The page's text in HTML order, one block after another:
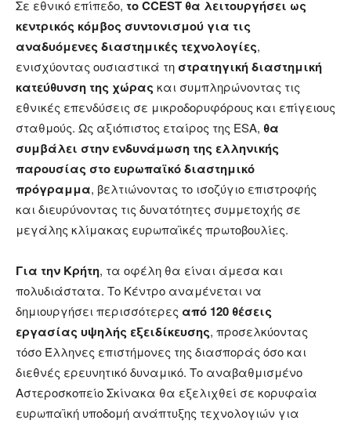
Σε εθνικό επίπεδο, τοCCEST θα λειτουργήσει ως
κεντρικός κόμβος συντονισμού για τις
αναδυόμενες διαστημικές τεχνολογίες,
ενισχύοντας ουσιαστικά τη στρατηγική διαστημική
κατεύθυνση της χώρας και συμπληρώνοντας τις
εθνικές επενδύσεις σε μικροδορυφόρους και επίγειους
σταθμούς. Ως αξιόπιστος εταίρος της ESA, θα
συμβάλει στην ενδυνάμωση της ελληνικής
παρουσίας στο ευρωπαϊκό διαστημικό
πρόγραμμα, βελτιώνοντας το ισοζύγιο επιστροφής
και διευρύνοντας τις δυνατότητες συμμετοχής σε
μεγάλης κλίμακας ευρωπαϊκές πρωτοβουλίες.
Για την Κρήτη, τα οφέλη θα είναι άμεσα και
πολυδιάστατα. Το Κέντρο αναμένεται να
δημιουργήσει περισσότερες από 120 θέσεις
εργασίας υψηλής εξειδίκευσης, προσελκύοντας
τόσο Έλληνες επιστήμονες της διασποράς όσο και
διεθνές ερευνητικό δυναμικό. Το αναβαθμισμένο
Αστεροσκοπείο Σκίνακα θα εξελιχθεί σε κορυφαία
ευρωπαϊκή υποδομή ανάπτυξης τεχνολογιών για